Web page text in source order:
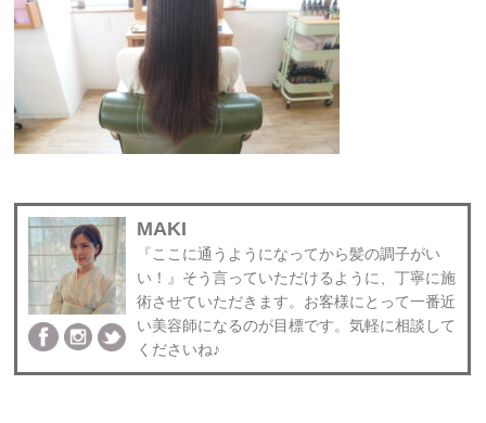
MAKI
『ここに通うようになってから髪の調子がい
い！』そう言っていただけるように、丁寧に施
術させていただきます。お客様にとって一番近
い美容師になるのが目標です。気軽に相談して
くださいね♪